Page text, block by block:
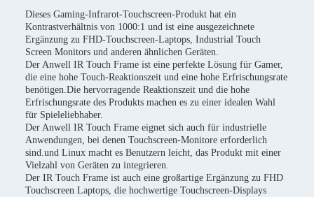
Dieses Gaming-Infrarot-Touchscreen-Produkt hat ein
Kontrastverhältnis von 1000:1 und ist eine ausgezeichnete
Ergänzung zu FHD-Touchscreen-Laptops, Industrial Touch
Screen Monitors und anderen ähnlichen Geräten.
Der Anwell IR Touch Frame ist eine perfekte Lösung für Gamer,
die eine hohe Touch-Reaktionszeit und eine hohe Erfrischungsrate
benötigen.Die hervorragende Reaktionszeit und die hohe
Erfrischungsrate des Produkts machen es zu einer idealen Wahl
für Spieleliebhaber.
Der Anwell IR Touch Frame eignet sich auch für industrielle
Anwendungen, bei denen Touchscreen-Monitore erforderlich
sind.und Linux macht es Benutzern leicht, das Produkt mit einer
Vielzahl von Geräten zu integrieren.
Der IR Touch Frame ist auch eine großartige Ergänzung zu FHD
Touchscreen Laptops, die hochwertige Touchscreen-Displays